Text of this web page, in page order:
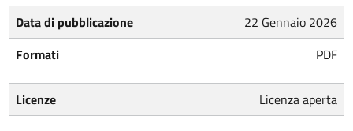
Data di pubblicazione
22 Gennaio 2026
Formati
PDF
Licenze Licenza aperta